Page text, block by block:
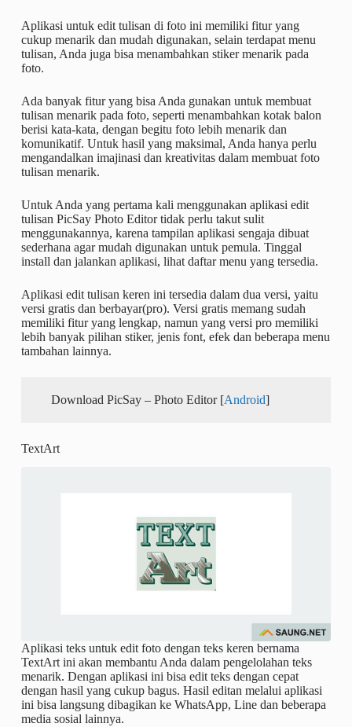
Aplikasi untuk edit tulisan di foto ini memiliki fitur yang
cukup menarik dan mudah digunakan, selain terdapat menu
tulisan, Anda juga bisa menambahkan stiker menarik pada
foto.
Ada banyak fitur yang bisa Anda gunakan untuk membuat
tulisan menarik pada foto, seperti menambahkan kotak balon
berisi kata-kata, dengan begitu foto lebih menarik dan
komunikatif. Untuk hasil yang maksimal, Anda hanya perlu
mengandalkan imajinasi dan kreativitas dalam membuat foto
tulisan menarik.
Untuk Anda yang pertama kali menggunakan aplikasi edit
tulisan PicSay Photo Editor tidak perlu takut sulit
menggunakannya, karena tampilan aplikasi sengaja dibuat
sederhana agar mudah digunakan untuk pemula. Tinggal
install dan jalankan aplikasi, lihat daftar menu yang tersedia.
Aplikasi edit tulisan keren ini tersedia dalam dua versi, yaitu
versi gratis dan berbayar(pro). Versi gratis memang sudah
memiliki fitur yang lengkap, namun yang versi pro memiliki
lebih banyak pilihan stiker, jenis font, efek dan beberapa menu
tambahan lainnya.
Download PicSay – Photo Editor [Android]
TextArt
Aplikasi teks untuk edit foto dengan teks keren bernama
TextArt ini akan membantu Anda dalam pengelolahan teks
menarik. Dengan aplikasi ini bisa edit teks dengan cepat
dengan hasil yang cukup bagus. Hasil editan melalui aplikasi
ini bisa langsung dibagikan ke WhatsApp, Line dan beberapa
media sosial lainnya.